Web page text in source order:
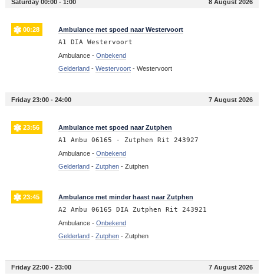
Saturday 00:00 - 1:00 8 August 2026
00:28 Ambulance met spoed naar Westervoort
A1 DIA Westervoort
Ambulance - Onbekend
Gelderland- Westervoort- Westervoort
Friday 23:00 - 24:00 7 August 2026
23:56 Ambulance met spoed naar Zutphen
A1 Ambu 06165 - Zutphen Rit 243927
Ambulance - Onbekend
Gelderland- Zutphen- Zutphen
23:45 Ambulance met minder haast naar Zutphen
A2 Ambu 06165 DIA Zutphen Rit 243921
Ambulance - Onbekend
Gelderland- Zutphen- Zutphen
Friday 22:00 - 23:00 7 August 2026